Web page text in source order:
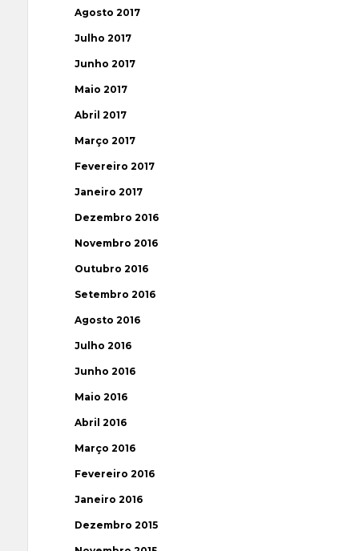
Agosto 2017
Julho 2017
Junho 2017
Maio 2017
Abril 2017
Março 2017
Fevereiro 2017
Janeiro 2017
Dezembro 2016
Novembro 2016
Outubro 2016
Setembro 2016
Agosto 2016
Julho 2016
Junho 2016
Maio 2016
Abril 2016
Março 2016
Fevereiro 2016
Janeiro 2016
Dezembro 2015